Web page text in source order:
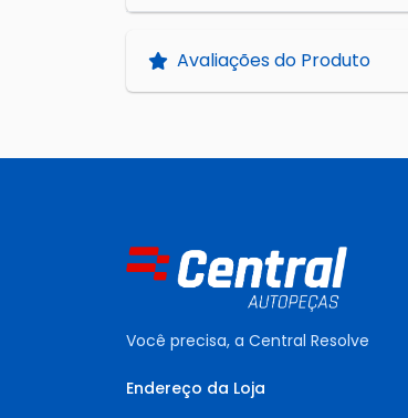
Avaliações do Produto
Você precisa, a Central Resolve
Endereço da Loja